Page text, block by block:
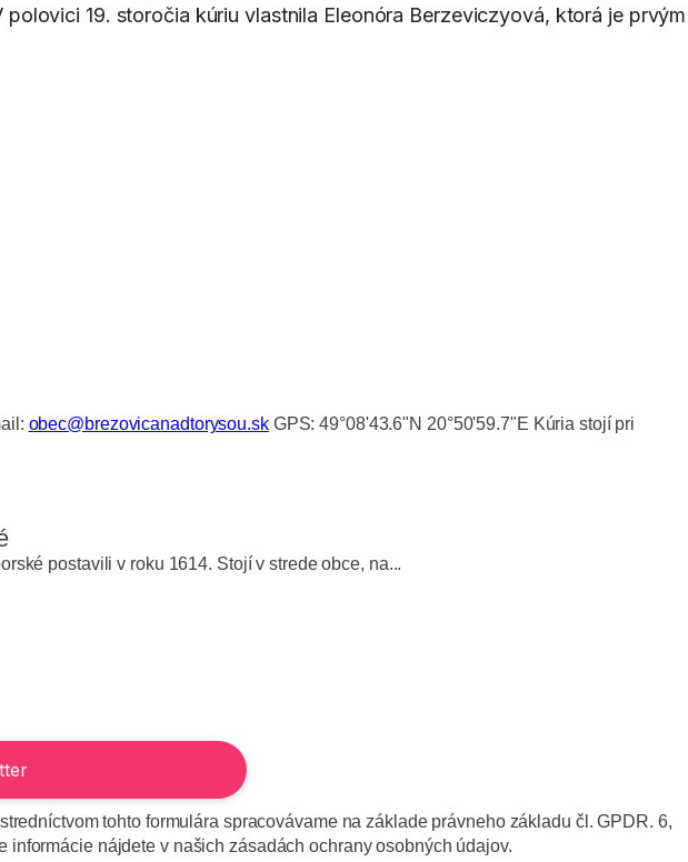
19. storočia kúriu vlastnila Eleonóra Berzeviczyová, ktorá je prvým
obec@brezovicanadtorysou.sk GPS: 49°08'43.6"N 20°50'59.7"E Kúria stojí pri
postavili v roku 1614. Stojí v strede obce, na...
tohto formulára spracovávame na základe právneho základu čl. GPDR. 6,
nájdete v našich zásadách ochrany osobných údajov.